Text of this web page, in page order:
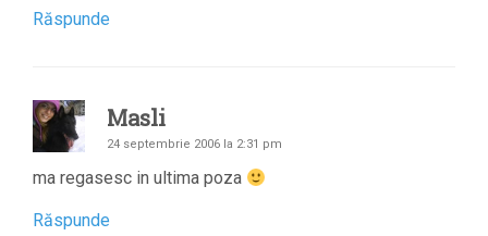
Răspunde
Masli
24 septembrie 2006 la 2:31 pm
ma regasesc in ultima poza
Răspunde